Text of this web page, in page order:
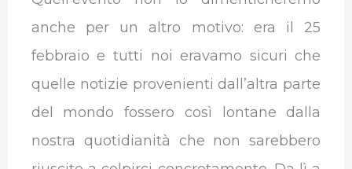
anche per un altro motivo: era il 25
febbraio e tutti noi eravamo sicuri che
quelle notizie provenienti dall’altra parte
del mondo fossero così lontane dalla
nostra quotidianità che non sarebbero